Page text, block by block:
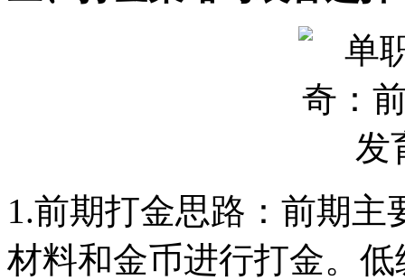
1.前期打金思路：前期
材料和金币进行打金。